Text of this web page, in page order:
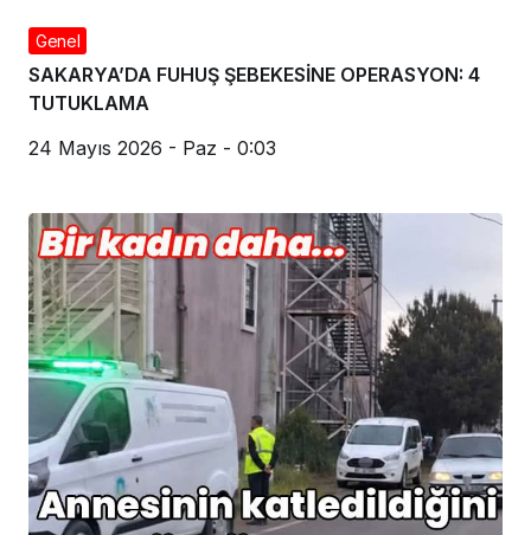
Genel
SAKARYA’DA FUHUŞ ŞEBEKESİNE OPERASYON: 4
TUTUKLAMA
24 Mayıs 2026 - Paz - 0:03